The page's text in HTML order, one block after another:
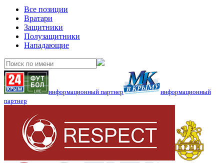
Все позиции
Вратари
Защитники
Полузащитники
Нападающие
информационный партнер
информационный
партнер